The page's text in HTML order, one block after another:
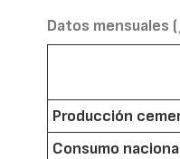
Datos mensuales
Producción
Consumo